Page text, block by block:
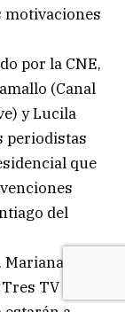
motivaciones
por la CNE,
(Canal
y Lucila
periodistas
que
del
Mariana
TV de